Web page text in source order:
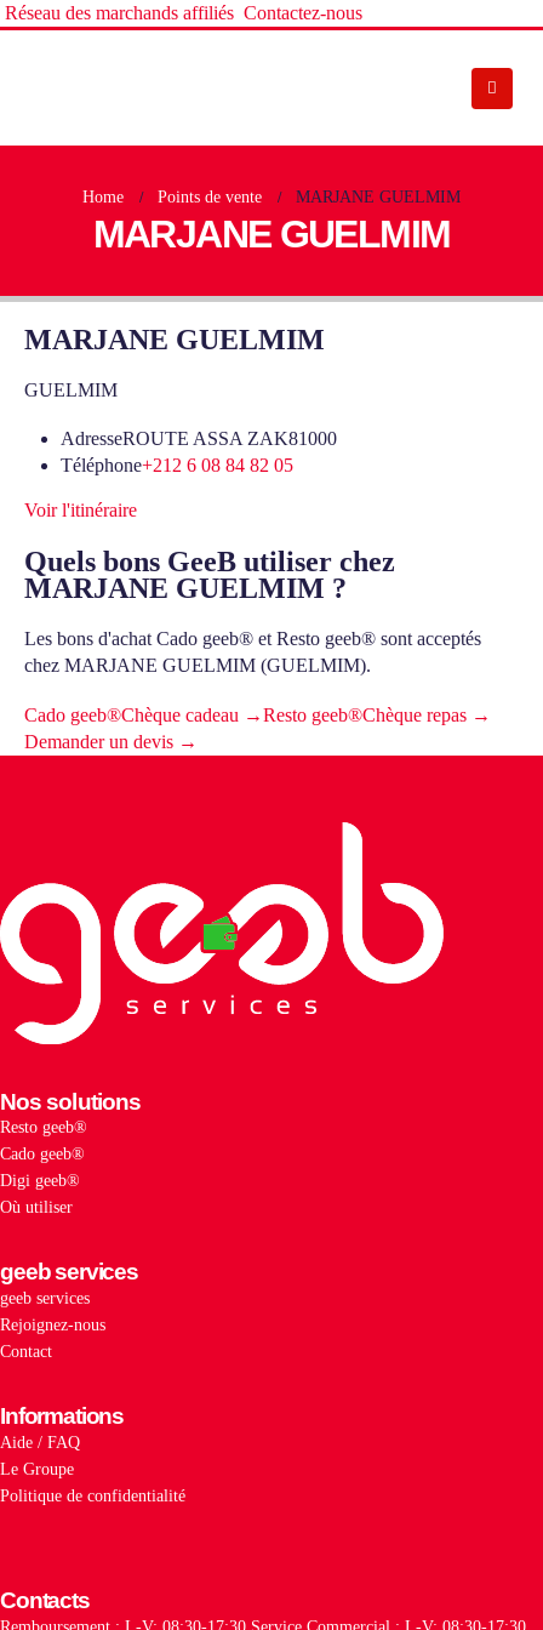
Réseau des marchands affiliés Contactez-nous
Home Points de vente MARJANE GUELMIM
MARJANE GUELMIM
MARJANE GUELMIM
GUELMIM
AdresseROUTE ASSA ZAK81000
Téléphone+212 6 08 84 82 05
Voir l'itinéraire
Quels bons GeeB utiliser chez
MARJANE GUELMIM ?
Les bons d'achat Cado geeb® et Resto geeb® sont acceptés
chez MARJANE GUELMIM (GUELMIM).
Cado geeb®Chèque cadeau →Resto geeb®Chèque repas →
Demander un devis →
Nos solutions
Resto geeb®
Cado geeb®
Digi geeb®
Où utiliser
geeb services
geeb services
Rejoignez-nous
Contact
Informations
Aide / FAQ
Le Groupe
Politique de confidentialité
Contacts